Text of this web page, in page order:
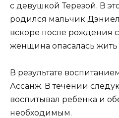
с девушкой Терезой. В
родился мальчик
вскоре после рождения
женщина опасалась жить
В результате
Ассанж. В течении
воспитывал ребенка и
необходимым.